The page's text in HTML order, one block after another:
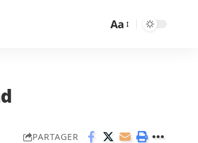
Aa
PARTAGER